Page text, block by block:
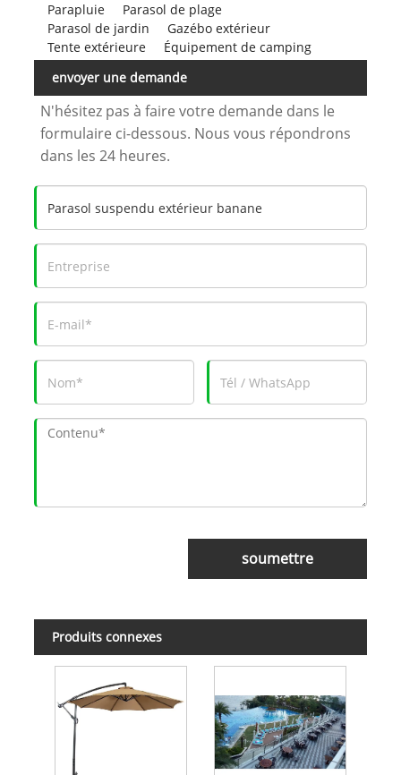
Parapluie
Parasol de plage
Parasol de jardin
Gazébo extérieur
Tente extérieure
Équipement de camping
envoyer une demande
N'hésitez pas à faire votre demande dans le
formulaire ci-dessous. Nous vous répondrons
dans les 24 heures.
soumettre
Produits connexes